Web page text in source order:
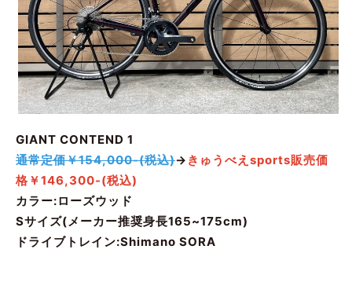
GIANT CONTEND 1
通常定価￥154,000-(税込)→ きゅうべえsports販売価
格￥146,300-(税込)
カラー:ローズウッド
Sサイズ(メーカー推奨身長165~175cm)
ドライブトレイン:Shimano SORA